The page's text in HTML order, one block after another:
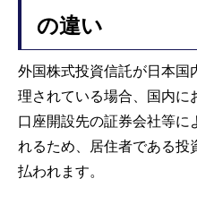
の違い
外国株式投資信託が日本国
理されている場合、国内に
口座開設先の証券会社等に
れるため、居住者である投
払われます。